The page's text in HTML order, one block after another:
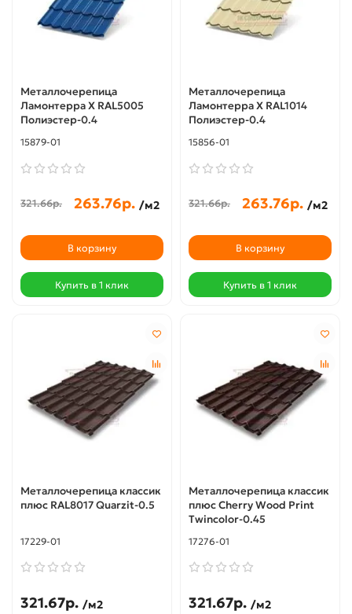
Металлочерепица
Ламонтерра X RAL5005
Полиэстер-0.4
15879-01
321.66р. 263.76р. /м2
В корзину
Купить в 1 клик
Металлочерепица
Ламонтерра X RAL1014
Полиэстер-0.4
15856-01
321.66р. 263.76р. /м2
В корзину
Купить в 1 клик
Металлочерепица классик
плюс RAL8017 Quarzit-0.5
17229-01
321.67р. /м2
Металлочерепица классик
плюс Cherry Wood Print
Twincolor-0.45
17276-01
321.67р. /м2